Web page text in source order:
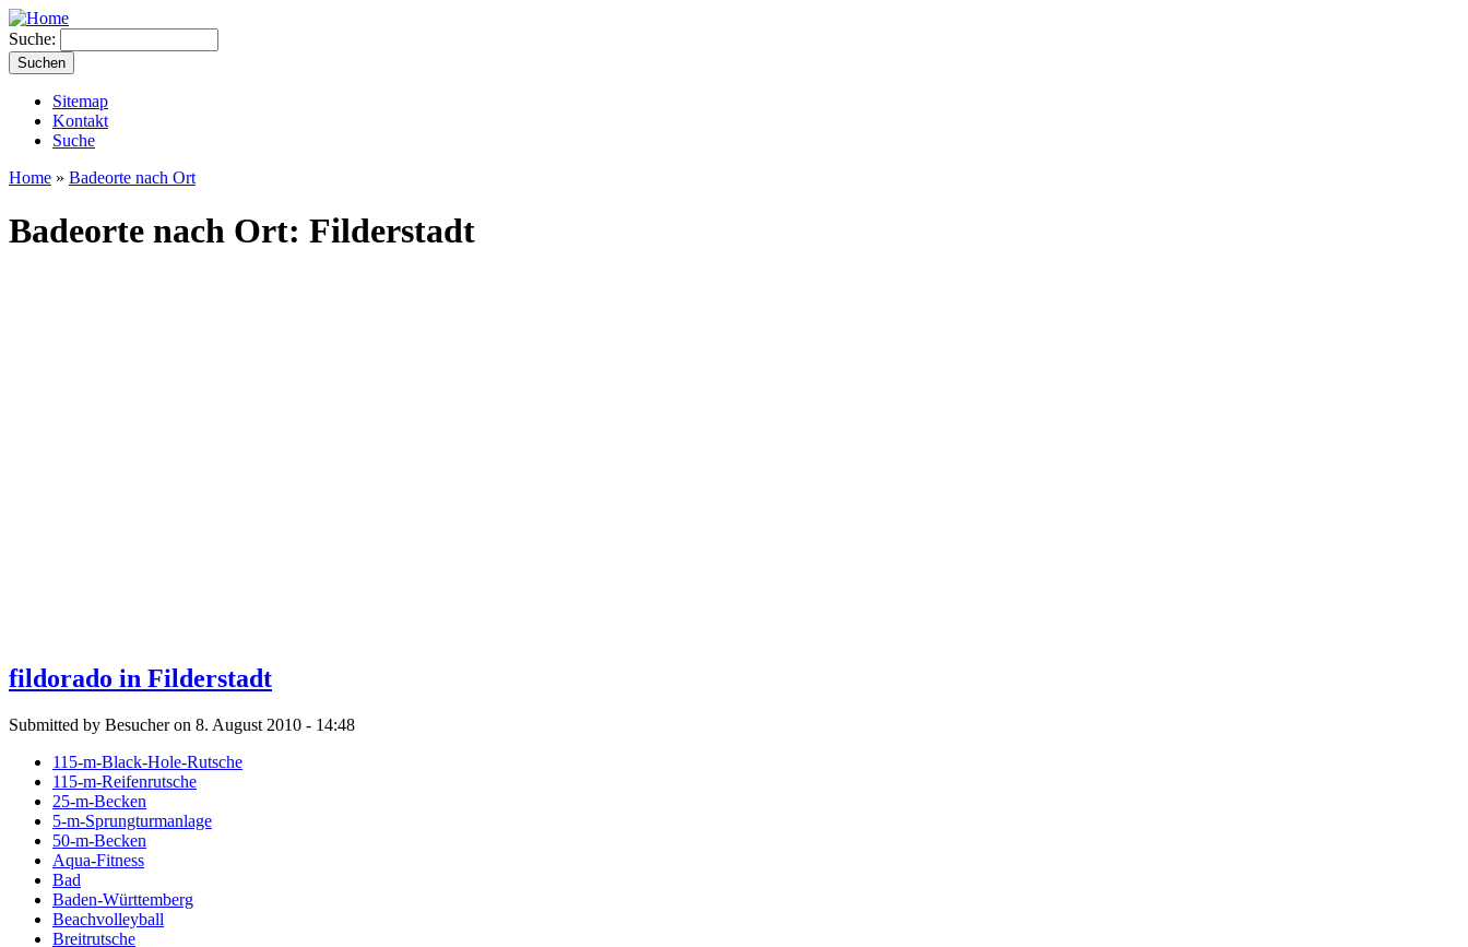
Suche:
Sitemap
Kontakt
Suche
Home » Badeorte nach Ort
Badeorte nach Ort: Filderstadt
fildorado in Filderstadt
Submitted by Besucher on 8. August 2010 - 14:48
115-m-Black-Hole-Rutsche
115-m-Reifenrutsche
25-m-Becken
5-m-Sprungturmanlage
50-m-Becken
Aqua-Fitness
Bad
Baden-Württemberg
Beachvolleyball
Breitrutsche